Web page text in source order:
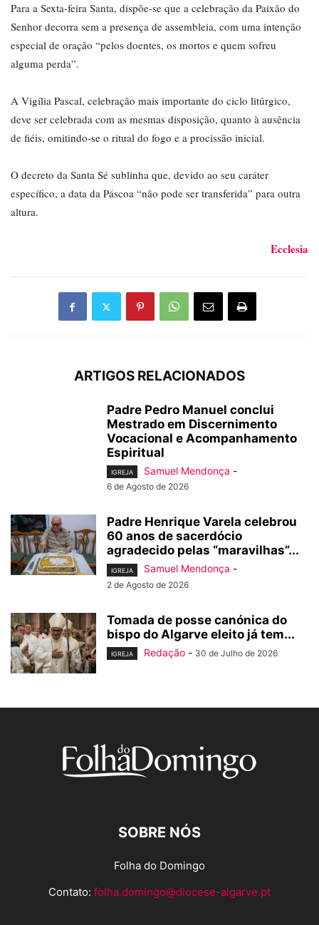
Para a Sexta-feira Santa, dispõe-se que a celebração da Paixão do
Senhor decorra sem a presença de assembleia, com uma intenção
especial de oração “pelos doentes, os mortos e quem sofreu
alguma perda”.
A Vigília Pascal, celebração mais importante do ciclo litúrgico,
deve ser celebrada com as mesmas disposição, quanto à ausência
de fiéis, omitindo-se o ritual do fogo e a procissão inicial.
O decreto da Santa Sé sublinha que, devido ao seu caráter
específico, a data da Páscoa “não pode ser transferida” para outra
altura.
Ecclesia
ARTIGOS RELACIONADOS
Padre Pedro Manuel conclui
Mestrado em Discernimento
Vocacional e Acompanhamento
Espiritual
IGREJA Samuel Mendonça -
6 de Agosto de 2026
Padre Henrique Varela celebrou
60 anos de sacerdócio
agradecido pelas “maravilhas”...
IGREJA Samuel Mendonça -
2 de Agosto de 2026
Tomada de posse canónica do
bispo do Algarve eleito já tem...
IGREJA Redação - 30 de Julho de 2026
SOBRE NÓS
Folha do Domingo
Contato: folha.domingo@diocese-algarve.pt